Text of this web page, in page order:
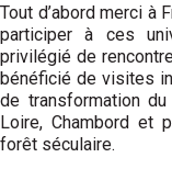
Tout d’abord merci à
participer à ces
privilégié de
bénéficié de visites
de transformation
Loire, Chambord et
forêt séculaire.